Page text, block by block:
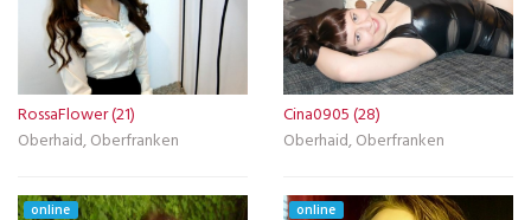
RossaFlower (21)
Oberhaid, Oberfranken
Cina0905 (28)
Oberhaid, Oberfranken
online online